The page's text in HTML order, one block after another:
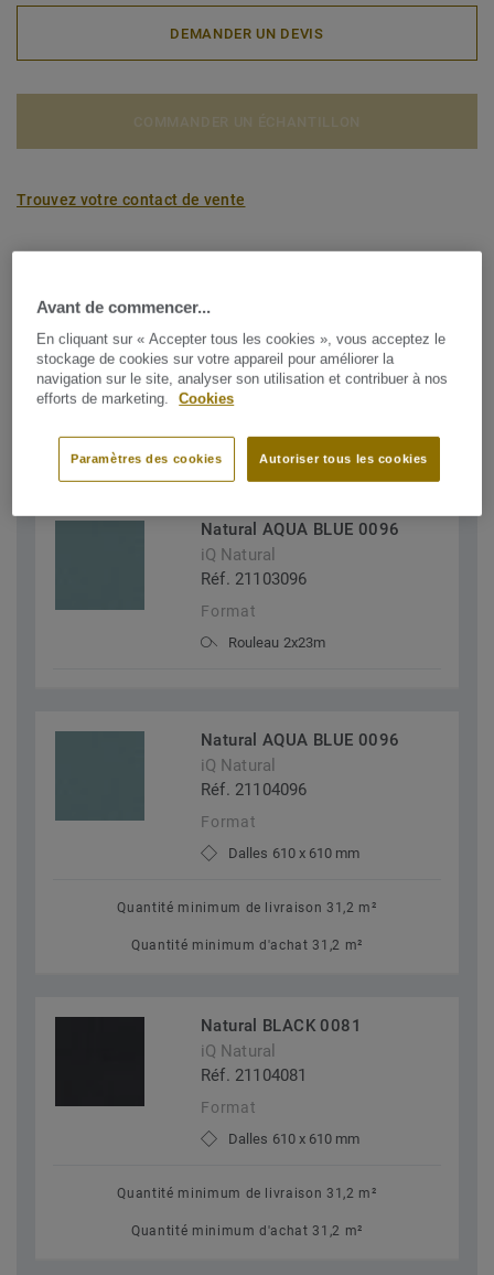
DEMANDER UN DEVIS
Trouvez votre contact de vente
Trouvez iQ Natural qui
correspond à vos besoins
FILTERS (5)
Natural AQUA BLUE 0096
iQ Natural
Réf. 21103096
Format
Rouleau 2x23m
Natural AQUA BLUE 0096
iQ Natural
Réf. 21104096
Format
Dalles 610 x 610 mm
Quantité minimum de livraison 31,2 m²
Quantité minimum d'achat 31,2 m²
Natural BLACK 0081
iQ Natural
Réf. 21104081
Format
Dalles 610 x 610 mm
Quantité minimum de livraison 31,2 m²
Quantité minimum d'achat 31,2 m²
Avant de commencer...
En cliquant sur « Accepter tous les cookies », vous acceptez le
stockage de cookies sur votre appareil pour améliorer la
navigation sur le site, analyser son utilisation et contribuer à nos
efforts de marketing.
Cookies
Autoriser tous les cookies
Paramètres des cookies